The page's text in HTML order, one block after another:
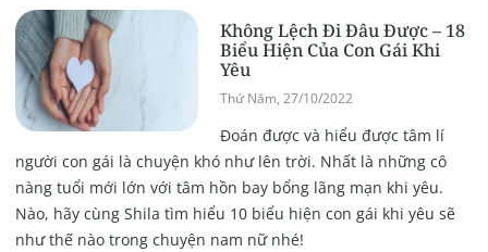
Không Lệch Đi Đâu Được – 18
Biểu Hiện Của Con Gái Khi
Yêu
Thứ Năm, 27/10/2022
Đoán được và hiểu được tâm lí
người con gái là chuyện khó như lên trời. Nhất là những cô
nàng tuổi mới lớn với tâm hồn bay bổng lãng mạn khi yêu.
Nào, hãy cùng Shila tìm hiểu 10 biểu hiện con gái khi yêu sẽ
như thế nào trong chuyện nam nữ nhé!